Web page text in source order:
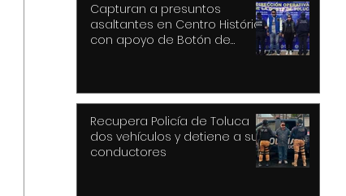
Capturan a presuntos
asaltantes en Centro Histórico
con apoyo de Botón de
Recupera Policía de Toluca
dos vehículos y detiene a sus
conductores